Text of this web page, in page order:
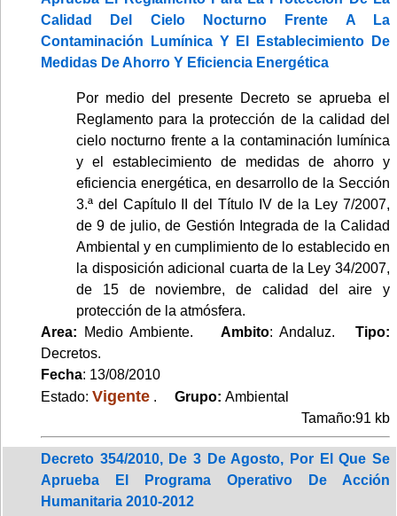
Calidad Del Cielo Nocturno Frente A La
Contaminación Lumínica Y El Establecimiento De
Medidas De Ahorro Y Eficiencia Energética
Por medio del presente Decreto se aprueba el
Reglamento para la protección de la calidad del
cielo nocturno frente a la contaminación lumínica
y el establecimiento de medidas de ahorro y
eficiencia energética, en desarrollo de la Sección
3.ª del Capítulo II del Título IV de la Ley 7/2007,
de 9 de julio, de Gestión Integrada de la Calidad
Ambiental y en cumplimiento de lo establecido en
la disposición adicional cuarta de la Ley 34/2007,
de 15 de noviembre, de calidad del aire y
protección de la atmósfera.
Area: Medio Ambiente. Ambito: Andaluz.Tipo:
Decretos.
Fecha: 13/08/2010
Estado: Vigente . Grupo: Ambiental
Tamaño:91 kb
Decreto 354/2010, De 3 De Agosto, Por El Que Se
Aprueba El Programa Operativo De Acción
Humanitaria 2010-2012